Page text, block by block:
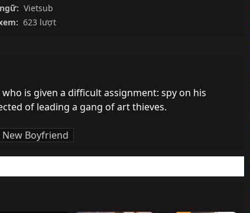
Vietsub
623 lượt
is given a difficult assignment: spy on his
of leading a gang of art thieves.
Boyfriend